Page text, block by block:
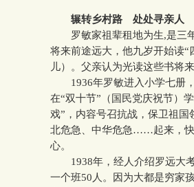
辗转乡村路 处处寻亲人
罗敏家祖辈租地为生,是三年
将来前途远大，他九岁开始读“
儿）。父亲认为光读这些书将
1936年罗敏进入小学七册，
在“双十节”（国民党庆祝节）
戏”，内容号召抗战，保卫祖
北危急、中华危急……起来，
心。
1938年，经人介绍罗远大考
一个班50人。因为大都是穷家